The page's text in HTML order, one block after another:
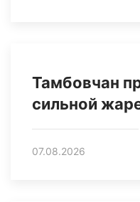
Тамбовчан
сильной
07.08.2026